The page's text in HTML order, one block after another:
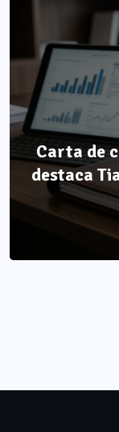
Carta de
destaca
alimentar